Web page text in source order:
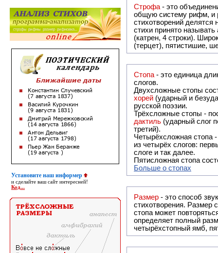
Установите наш информер
и сделайте ваш сайт интересней!
Код...
Строфа- это объединение двух
общую систему рифм, и регулярно или периодически
стихотворений делятся на строфы и т.о. являются строфическими. Если
стихи принято называть астрофическими. Самая популярная строфа в русской поэзии - четверостишие
(катрен, 4 строки).
(терцет), пятистишие,
Стопа- это единица
слогов.
Двухсложные стопы
хорей (ударный и
русской поэзии.
Трёхсложные стопы -
дактиль (ударный слог
третий).
Четырёхсложная стопа
из четырёх слогов:
слоге и так далее.
Пятисложная стопа
Больше о стопах
Размер - это способ
стихотворения. Размер
стопа может
определяет полный
четырёхстопный ямб,